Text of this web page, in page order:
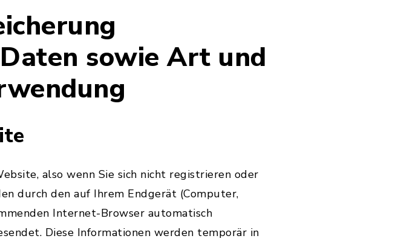
sowie Art und
also wenn Sie sich nicht registrieren oder
durch den auf Ihrem Endgerät (Computer,
Internet-Browser automatisch
Diese Informationen werden temporär in